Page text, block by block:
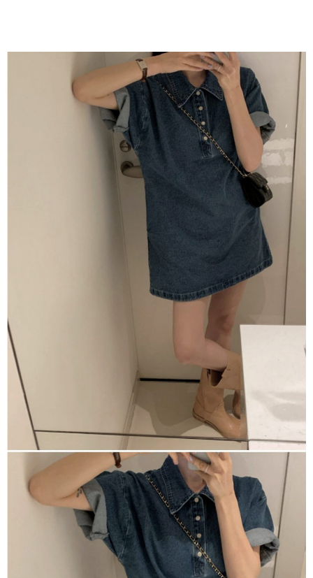
１．簡單：不需註冊會員、不需綁卡、不需儲值。
２．便利：只要手機號碼，簡訊認證，即可結帳。
３．安心：先確認商品／服務後，再付款。
【「AFTEE先享後付」結帳流程】
１．於結帳方式選擇「AFTEE先享後付」後，將跳轉至「AFTEE先享後付」
結帳頁面，進行簡訊認證並確認金額後，即可完成結帳。
２．訂單成立數日內，您將收到繳費通知簡訊。
３．收到繳費通知簡訊後14天內，點擊此簡訊中的連結，可透過四大超商／
ATM／網路銀行／等多元方式進行付款，方視為交易完成。
※ 請注意：結帳手續完成當下不需立刻繳費，但若您需要取消訂單，請聯絡
購買商品的店家。未經商家同意取消之訂單仍視為有效，需透過AFTEE先享
※ 交易是否成功請以「AFTEE先享後付 」之結帳頁面顯示為準，若有關於
是否繳費成功／繳費後需取消欲退款等相關疑問，請聯繫「AFTEE先享後付
https://netprotections.freshdesk.com/support/home
１．透過由恩沛科技股份有限公司提供之「AFTEE先享後付」服務完成之交
易，需依本服務之必要範圍內提供個人資料，並將交易相關給付款項請求債
３．未成年的使用者請事先徵得法定代理人或監護人之同意方可使用
「AFTEE先享後付」，若未經同意申辦者引起之損失，本公司不負相關責
任。
４．使用「AFTEE先享後付」時，將依據個別帳號之用戶狀況，依本公司即
時審查核予不同之上限額度；若仍有額度不足之情形，本公司將視審查結果
請求用戶進行身份認證。
５．嚴禁一人註冊多個帳號或使用他人資訊註冊。若發現惡意使用之情形，
恩沛科技股份有限公司將有權停止該用戶之使用額度並採取法律行動。
每筆NT$80，滿NT$1,500(含以上)免運費
每筆NT$80，滿NT$1,500(含以上)免運費
每筆NT$80，滿NT$1,500(含以上)免運費
每筆NT$80，滿NT$1,500(含以上)免運費
每筆NT$80，滿NT$1,500(含以上)免運費
每筆NT$80，滿NT$1,500(含以上)免運費
宅配
每筆NT$100，滿NT$1,500(含以上)免運費
海外宅配